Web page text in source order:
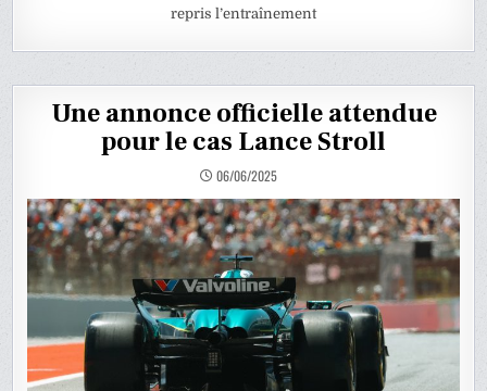
repris l’entraînement
Une annonce officielle attendue
pour le cas Lance Stroll
06/06/2025